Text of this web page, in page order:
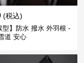
(税込)
型】防水 撥水 外羽根 -
道 安心